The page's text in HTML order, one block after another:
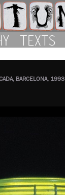
TEXTS
BARCELONA, 1993